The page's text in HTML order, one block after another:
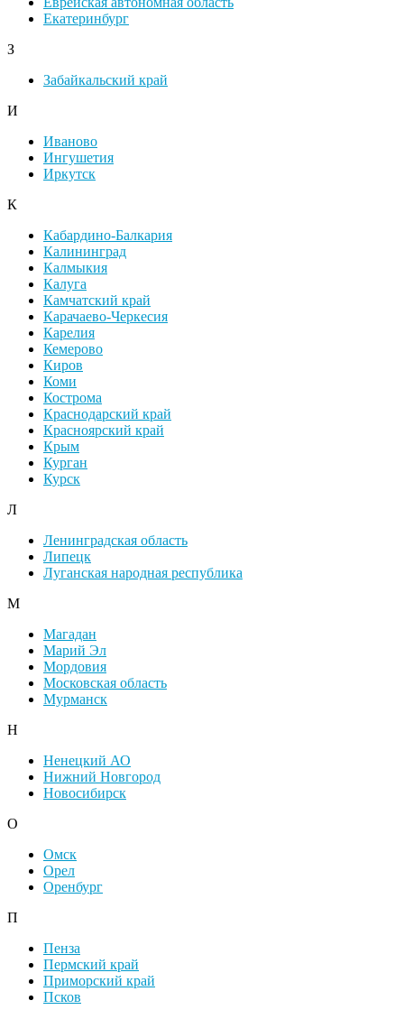
Екатеринбург
З
Забайкальский край
И
Иваново
Ингушетия
Иркутск
К
Кабардино-Балкария
Калининград
Калмыкия
Калуга
Камчатский край
Карачаево-Черкесия
Карелия
Кемерово
Киров
Коми
Кострома
Краснодарский край
Красноярский край
Крым
Курган
Курск
Л
Ленинградская область
Липецк
Луганская народная республика
М
Магадан
Марий Эл
Мордовия
Московская область
Мурманск
Н
Ненецкий АО
Нижний Новгород
Новосибирск
О
Омск
Орел
Оренбург
П
Пенза
Пермский край
Приморский край
Псков